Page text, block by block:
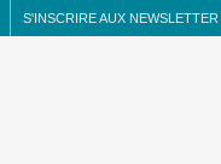
S'INSCRIRE AUX